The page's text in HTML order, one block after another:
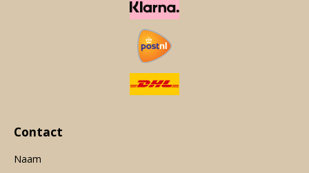
Contact
Naam